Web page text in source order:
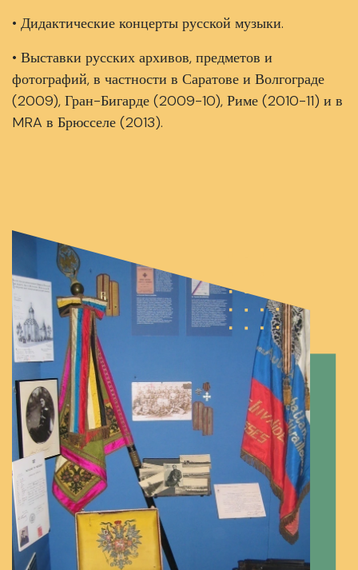
• Дидактические концерты русской музыки.
• Выставки русских архивов, предметов и
фотографий, в частности в Саратове и Волгограде
(2009), Гран-Бигарде (2009-10), Риме (2010-11) и в
MRA в Брюсселе (2013).